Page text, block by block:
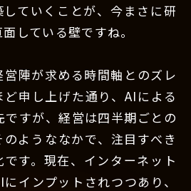
ていくことが、今まさに研
している壁ですね。
営陣が求める時間軸とのズレ
申し上げた通り、AIによる
すが、経営は四半期ごとの
ようななかで、注目すべき
す。現在、インターネット
インプットされつつあり、